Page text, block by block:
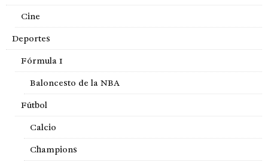
Cine
Deportes
Fórmula 1
Baloncesto de la NBA
Fútbol
Calcio
Champions